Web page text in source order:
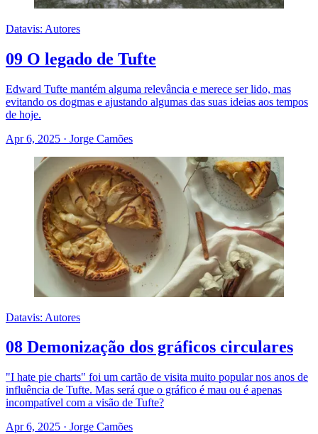
Datavis: Autores
09 O legado de Tufte
Edward Tufte mantém alguma relevância e merece ser lido, mas
evitando os dogmas e ajustando algumas das suas ideias aos tempos
de hoje.
Apr 6, 2025 · Jorge Camões
Datavis: Autores
08 Demonização dos gráficos circulares
"I hate pie charts" foi um cartão de visita muito popular nos anos de
influência de Tufte. Mas será que o gráfico é mau ou é apenas
incompatível com a visão de Tufte?
Apr 6, 2025 · Jorge Camões